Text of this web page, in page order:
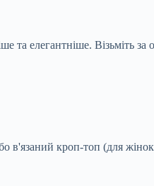
елегантніше. Візьміть за
кроп-топ (для